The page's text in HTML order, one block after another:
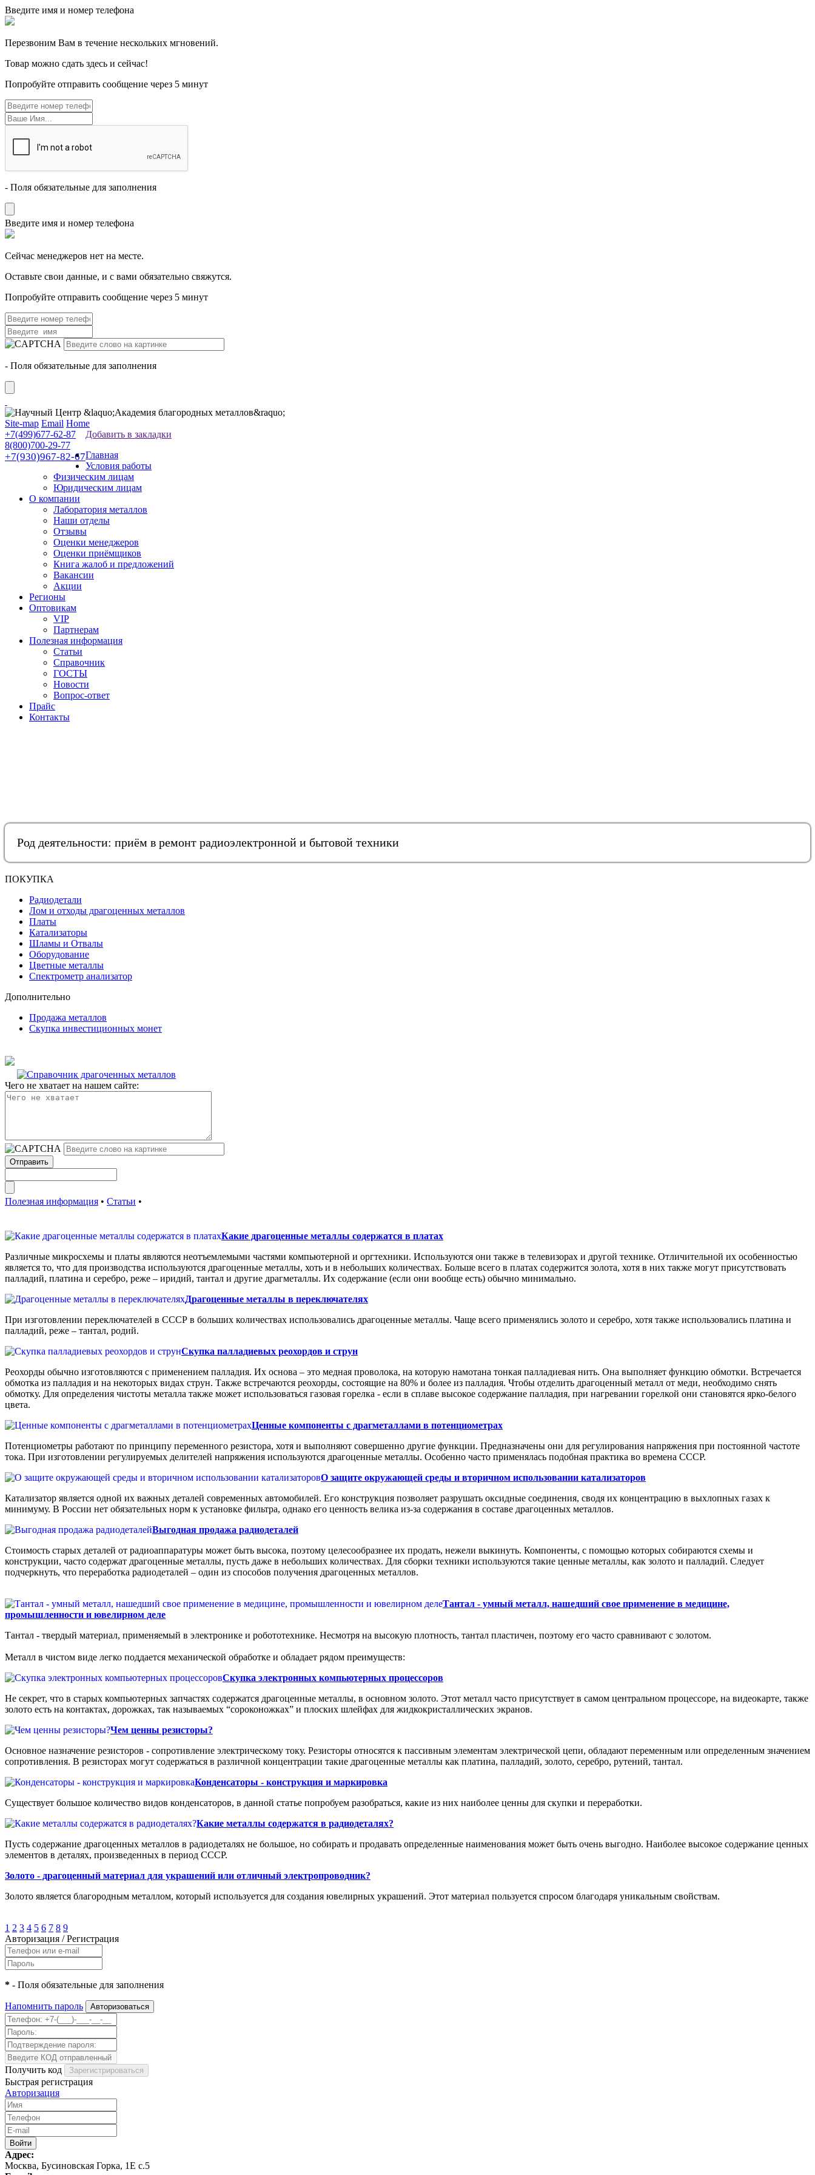
Введите имя и номер телефона
Перезвоним Вам в течение нескольких мгновений.
Товар можно сдать здесь и сейчас!
Попробуйте отправить сообщение через 5 минут
- Поля обязательные для заполнения
Введите имя и номер телефона
Cейчас менеджеров нет на месте.
Оставьте свои данные, и с вами обязательно свяжутся.
Попробуйте отправить сообщение через 5 минут
- Поля обязательные для заполнения
Site-map Email Home
+7(499)677-62-87
8(800)700-29-77
+7(930)967-82-67
Добавить в закладки
Главная
Условия работы
Физическим лицам
Юридическим лицам
О компании
Лаборатория металлов
Наши отделы
Отзывы
Оценки менеджеров
Оценки приёмщиков
Книга жалоб и предложений
Вакансии
Акции
Регионы
Оптовикам
VIP
Партнерам
Полезная информация
Статьи
Справочник
ГОСТЫ
Новости
Вопрос-ответ
Прайс
Контакты
Род деятельности: приём в ремонт радиоэлектронной и бытовой техники
ПОКУПКА
Радиодетали
Лом и отходы драгоценных металлов
Платы
Катализаторы
Шламы и Отвалы
Оборудование
Цветные металлы
Спектрометр анализатор
Дополнительно
Продажа металлов
Скупка инвестиционных монет
Чего не хватает на нашем сайте:
Полезная информация • Статьи •
Какие драгоценные металлы содержатся в платах
Различные микросхемы и платы являются неотъемлемыми частями компьютерной и оргтехники. Используются они также в телевизорах и другой технике. Отличительной их особенностью
является то, что для производства используются драгоценные металлы, хоть и в небольших количествах. Больше всего в платах содержится золота, хотя в них также могут присутствовать
палладий, платина и серебро, реже – иридий, тантал и другие драгметаллы. Их содержание (если они вообще есть) обычно минимально.
Драгоценные металлы в переключателях
При изготовлении переключателей в СССР в больших количествах использовались драгоценные металлы. Чаще всего применялись золото и серебро, хотя также использовались платина и
палладий, реже – тантал, родий.
Скупка палладиевых реохордов и струн
Реохорды обычно изготовляются с применением палладия. Их основа – это медная проволока, на которую намотана тонкая палладиевая нить. Она выполняет функцию обмотки. Встречается
обмотка из палладия и на некоторых видах струн. Также встречаются реохорды, состоящие на 80% и более из палладия. Чтобы отделить драгоценный металл от меди, необходимо снять
обмотку. Для определения чистоты металла также может использоваться газовая горелка - если в сплаве высокое содержание палладия, при нагревании горелкой они становятся ярко-белого
цвета.
Ценные компоненты с драгметаллами в потенциометрах
Потенциометры работают по принципу переменного резистора, хотя и выполняют совершенно другие функции. Предназначены они для регулирования напряжения при постоянной частоте
тока. При изготовлении регулируемых делителей напряжения используются драгоценные металлы. Особенно часто применялась подобная практика во времена СССР.
О защите окружающей среды и вторичном использовании катализаторов
Катализатор является одной их важных деталей современных автомобилей. Его конструкция позволяет разрушать оксидные соединения, сводя их концентрацию в выхлопных газах к
минимуму. В России нет обязательных норм к установке фильтра, однако его ценность велика из-за содержания в составе драгоценных металлов.
Выгодная продажа радиодеталей
Стоимость старых деталей от радиоаппаратуры может быть высока, поэтому целесообразнее их продать, нежели выкинуть. Компоненты, с помощью которых собираются схемы и
конструкции, часто содержат драгоценные металлы, пусть даже в небольших количествах. Для сборки техники используются такие ценные металлы, как золото и палладий. Следует
подчеркнуть, что переработка радиодеталей – один из способов получения драгоценных металлов.
Тантал - умный металл, нашедший свое применение в медицине,
промышленности и ювелирном деле
Тантал - твердый материал, применяемый в электронике и робототехнике. Несмотря на высокую плотность, тантал пластичен, поэтому его часто сравнивают с золотом.
Металл в чистом виде легко поддается механической обработке и обладает рядом преимуществ:
Скупка электронных компьютерных процессоров
Не секрет, что в старых компьютерных запчастях содержатся драгоценные металлы, в основном золото. Этот металл часто присутствует в самом центральном процессоре, на видеокарте, также
золото есть на контактах, дорожках, так называемых “сороконожках” и плоских шлейфах для жидкокристаллических экранов.
Чем ценны резисторы?
Основное назначение резисторов - сопротивление электрическому току. Резисторы относятся к пассивным элементам электрической цепи, обладают переменным или определенным значением
сопротивления. В резисторах могут содержаться в различной концентрации такие драгоценные металлы как платина, палладий, золото, серебро, рутений, тантал.
Конденсаторы - конструкция и маркировка
Существует большое количество видов конденсаторов, в данной статье попробуем разобраться, какие из них наиболее ценны для скупки и переработки.
Какие металлы содержатся в радиодеталях?
Пусть содержание драгоценных металлов в радиодеталях не большое, но собирать и продавать определенные наименования может быть очень выгодно. Наиболее высокое содержание ценных
элементов в деталях, произведенных в период СССР.
Золото - драгоценный материал для украшений или отличный электропроводник?
Золото является благородным металлом, который используется для создания ювелирных украшений. Этот материал пользуется спросом благодаря уникальным свойствам.
1 2 3 4 5 6 7 8 9
Авторизация /Регистрация
* - Поля обязательные для заполнения
Напомнить пароль
Получить код
Быстрая регистрация
Авторизация
Адрес:
Москва, Бусиновская Горка, 1Е с.5